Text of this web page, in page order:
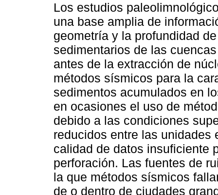
Los estudios
una base amplia de
geometría y la profundidad
sedimentarios de las
antes de la extracción de
métodos sísmicos para la
sedimentos acumulados en
en ocasiones el uso de
debido a las condiciones
reducidos entre las unidades
calidad de datos insuficiente
perforación. Las fuentes de
la que métodos sísmicos
de o dentro de ciudades